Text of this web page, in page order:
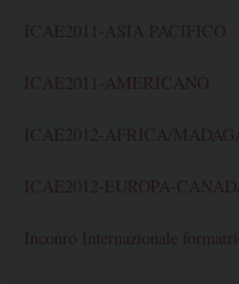
ICAE2011-ASIA PACIFICO
ICAE2011-AMERICANO
ICAE2012-AFRICA/
ICAE2012-EUROPA-
Inconro Internazionale